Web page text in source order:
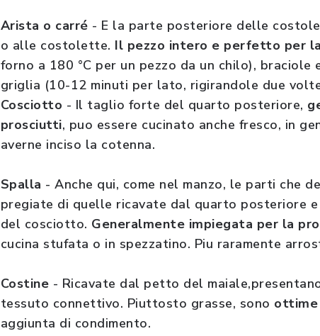
Arista o carré - E la parte posteriore delle
o alle costolette. Il pezzo intero e perfetto per
forno a 180 °C per un pezzo da un chilo),
griglia (10-12 minuti per lato, rigirandole due
Cosciotto - Il taglio forte del quarto posteriore,
prosciutti, puo essere cucinato anche fresco, in
averne inciso la cotenna.
Spalla - Anche qui, come nel manzo, le parti che
pregiate di quelle ricavate dal quarto posteriore
del cosciotto. Generalmente impiegata per la
cucina stufata o in spezzatino. Piu raramente
Costine - Ricavate dal petto del
tessuto connettivo. Piuttosto grasse, sono ottime
aggiunta di condimento.